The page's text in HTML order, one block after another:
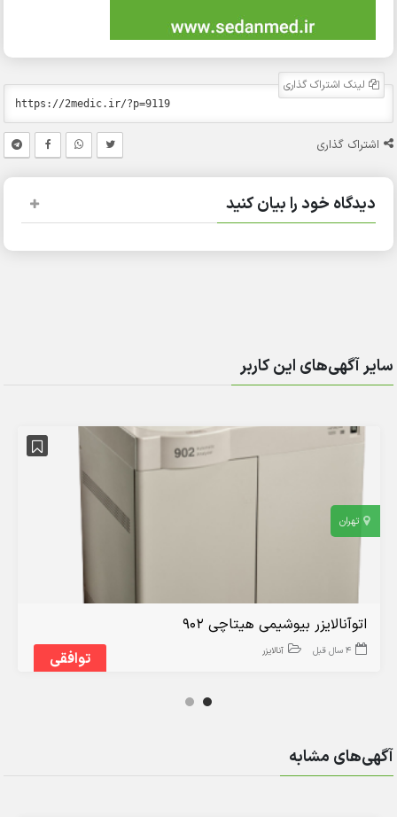
لینک اشتراک گذاری
اشتراک گذاری
دیدگاه خود را بیان کنید
سایر آگهی‌های این کاربر
تهران
توافقی
اتوآنالایزر بیوشیمی هیتاچی 902
4 سال قبل آنالایزر
آگهی‌های مشابه